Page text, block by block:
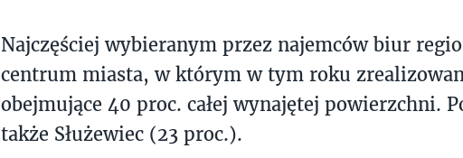
Najczęściej wybieranym przez najemców biur
centrum miasta, w którym w tym roku
obejmujące 40 proc. całej wynajętej powierzchni.
także Służewiec (23 proc.).